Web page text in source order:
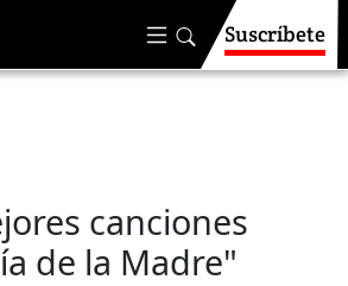
Suscríbete
canciones
de la Madre"